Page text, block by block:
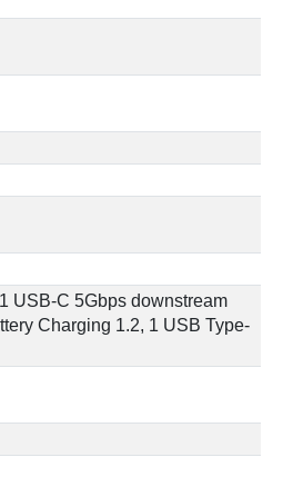
USB-C 5Gbps downstream
Charging 1.2, 1 USB Type-